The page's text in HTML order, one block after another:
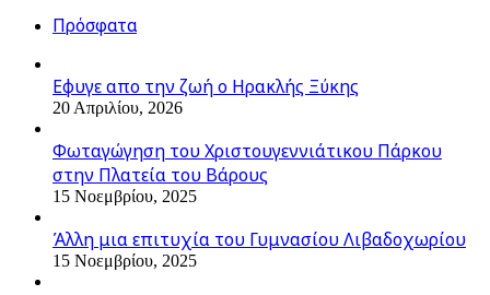
Πρόσφατα
Εφυγε απο την ζωή o Ηρακλής Ξύκης
20 Απριλίου, 2026
Φωταγώγηση του Χριστουγεννιάτικου Πάρκου
στην Πλατεία του Βάρους
15 Νοεμβρίου, 2025
Άλλη μια επιτυχία του Γυμνασίου Λιβαδοχωρίου
15 Νοεμβρίου, 2025